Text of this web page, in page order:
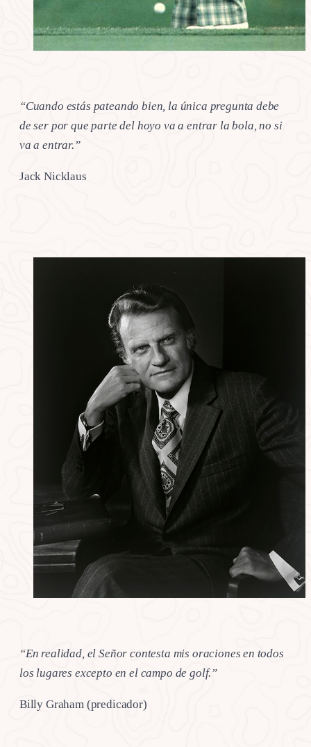
“Cuando estás pateando bien, la única pregunta debe
de ser por que parte del hoyo va a entrar la bola, no si
va a entrar.”
Jack Nicklaus
“En realidad, el Señor contesta mis oraciones en todos
los lugares excepto en el campo de golf.”
Billy Graham (predicador)